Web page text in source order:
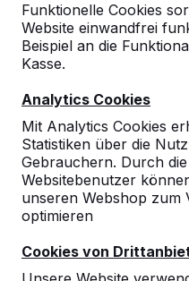
Funktionelle Cookies
Website einwandfrei
Beispiel an die
Kasse.
Analytics Cookies
Mit Analytics Cookies
Statistiken über die
Gebrauchern. Durch
Websitebenutzer
unseren Webshop zum
optimieren
Cookies von